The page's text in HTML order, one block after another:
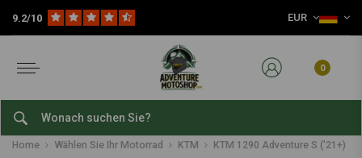
9.2/10 EUR
0
KTM 1290 Adventure S ('21+)
Home Wählen Sie Ihr Motorrad KTM KTM 1290 Adventure S ('21+)